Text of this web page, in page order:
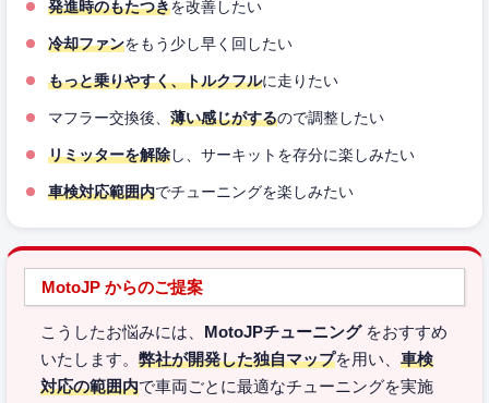
発進時のもたつきを改善したい
冷却ファンをもう少し早く回したい
もっと乗りやすく、トルクフルに走りたい
マフラー交換後、 薄い感じがするので調整したい
リミッターを解除し、サーキットを存分に楽しみたい
車検対応範囲内でチューニングを楽しみたい
MotoJP からのご提案
こうしたお悩みには、 MotoJPチューニングをおすすめ
いたします。 弊社が開発した独自マップを用い、 車検
対応の範囲内で車両ごとに最適なチューニングを実施